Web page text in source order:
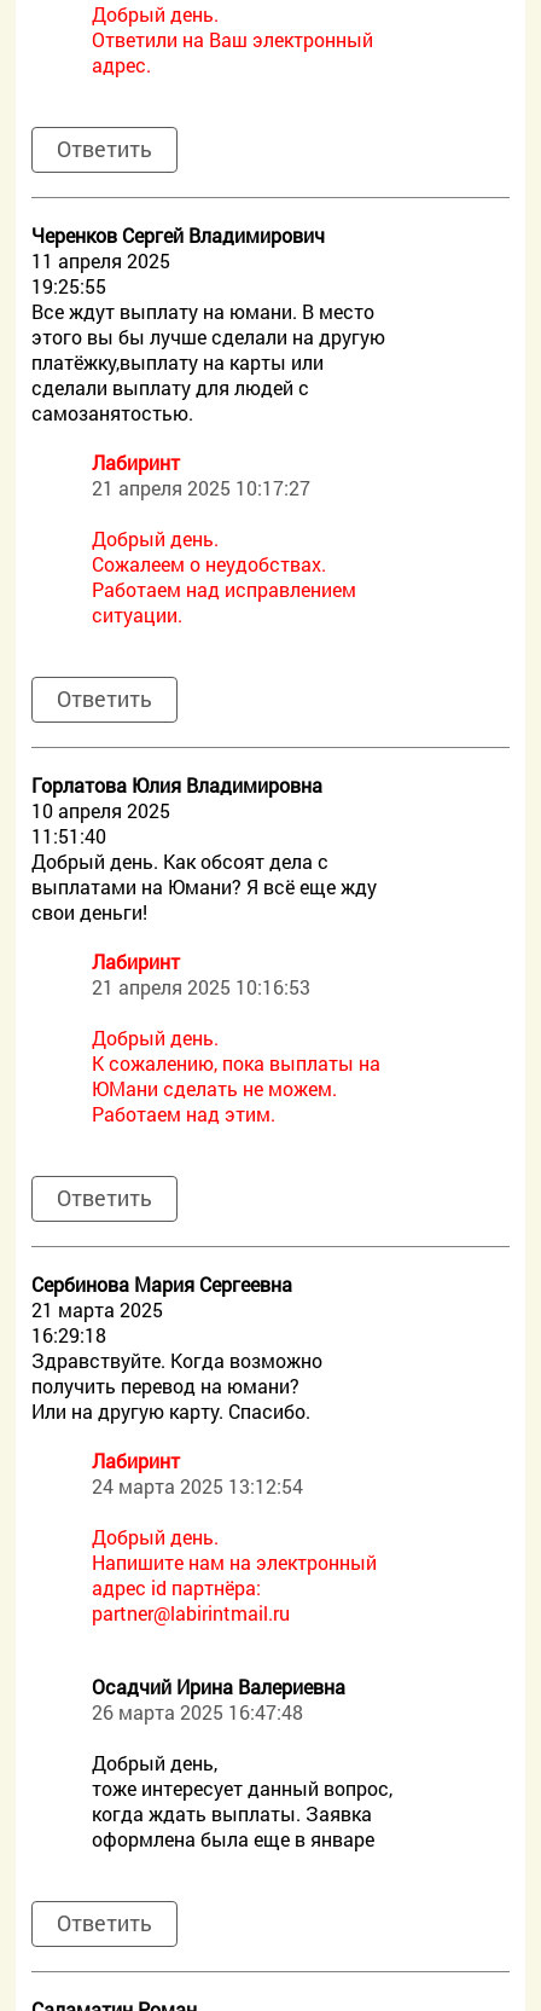
Добрый день.
Ответили на Ваш электронный
адрес.
Ответить
Черенков Сергей Владимирович
11 апреля 2025
19:25:55
Все ждут выплату на юмани. В место
этого вы бы лучше сделали на другую
платёжку,выплату на карты или
сделали выплату для людей с
самозанятостью.
Лабиринт
21 апреля 2025 10:17:27
Добрый день.
Сожалеем о неудобствах.
Работаем над исправлением
ситуации.
Ответить
Горлатова Юлия Владимировна
10 апреля 2025
11:51:40
Добрый день. Как обсоят дела с
выплатами на Юмани? Я всё еще жду
свои деньги!
Лабиринт
21 апреля 2025 10:16:53
Добрый день.
К сожалению, пока выплаты на
ЮМани сделать не можем.
Работаем над этим.
Ответить
Сербинова Мария Сергеевна
21 марта 2025
16:29:18
Здравствуйте. Когда возможно
получить перевод на юмани?
Или на другую карту. Спасибо.
Лабиринт
24 марта 2025 13:12:54
Добрый день.
Напишите нам на электронный
адрес id партнёра:
partner@labirintmail.ru
Осадчий Ирина Валериевна
26 марта 2025 16:47:48
Добрый день,
тоже интересует данный вопрос,
когда ждать выплаты. Заявка
оформлена была еще в январе
Ответить